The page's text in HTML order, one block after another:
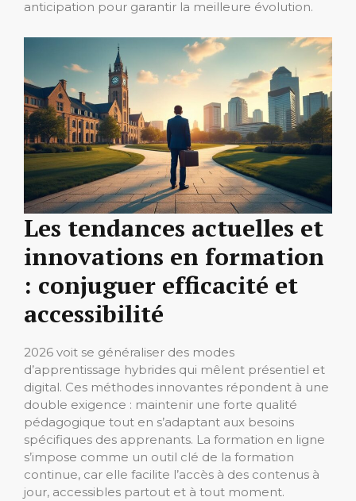
anticipation pour garantir la meilleure évolution.
Les tendances actuelles et
innovations en formation
: conjuguer efficacité et
accessibilité
2026 voit se généraliser des modes
d’apprentissage hybrides qui mêlent présentiel et
digital. Ces méthodes innovantes répondent à une
double exigence : maintenir une forte qualité
pédagogique tout en s’adaptant aux besoins
spécifiques des apprenants. La formation en ligne
s’impose comme un outil clé de la formation
continue, car elle facilite l’accès à des contenus à
jour, accessibles partout et à tout moment.